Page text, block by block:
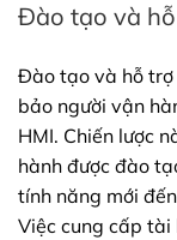
Đào tạo và
Đào tạo và hỗ trợ
bảo người vận
HMI. Chiến lược
hành được đào
tính năng mới
Việc cung cấp